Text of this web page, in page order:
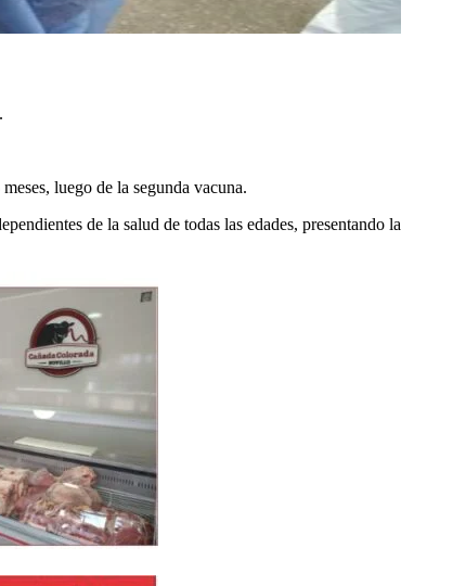
luego de la segunda vacuna.
de la salud de todas las edades, presentando la